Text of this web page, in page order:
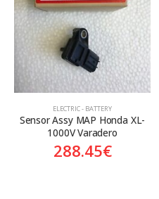
ELECTRIC - BATTERY
Sensor Assy MAP Honda XL-
1000V Varadero
288.45€